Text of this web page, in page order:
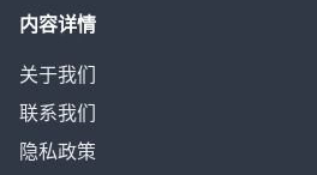
内容详情
关于我们
联系我们
隐私政策